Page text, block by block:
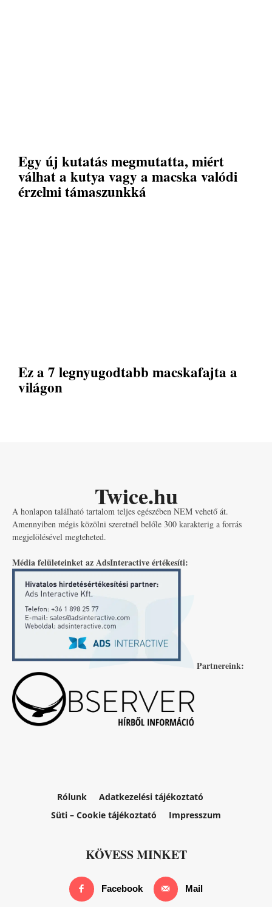
Egy új kutatás megmutatta, miért
válhat a kutya vagy a macska valódi
érzelmi támaszunkká
Ez a 7 legnyugodtabb macskafajta a
világon
Twice.hu
A honlapon található tartalom teljes egészében NEM vehető át.
Amennyiben mégis közölni szeretnél belőle 300 karakterig a forrás
megjelölésével megteheted.
Média felületeinket az AdsInteractive értékesíti:
Partnereink:
Rólunk
Adatkezelési tájékoztató
Süti – Cookie tájékoztató
Impresszum
KÖVESS MINKET
Facebook Mail